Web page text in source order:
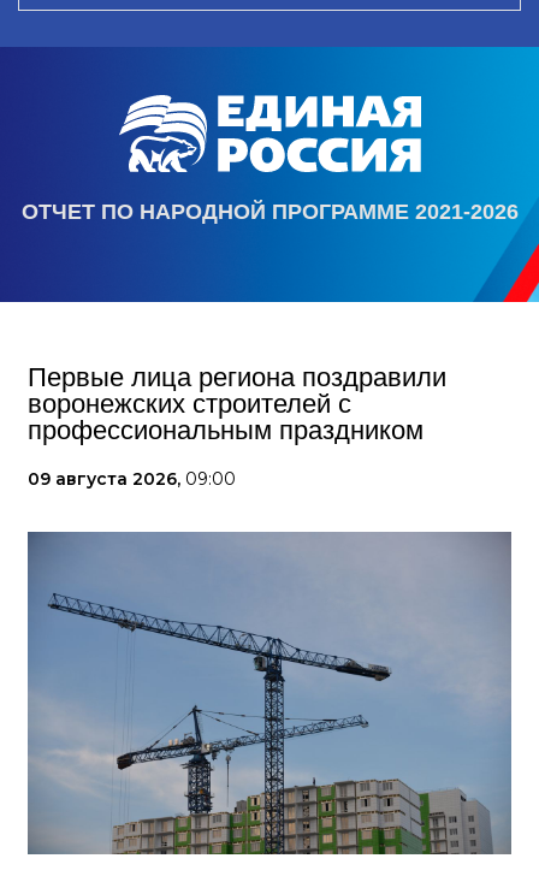
ОТЧЕТ ПО НАРОДНОЙ ПРОГРАММЕ 2021-2026
Первые лица региона поздравили
воронежских строителей с
профессиональным праздником
09 августа 2026, 09:00